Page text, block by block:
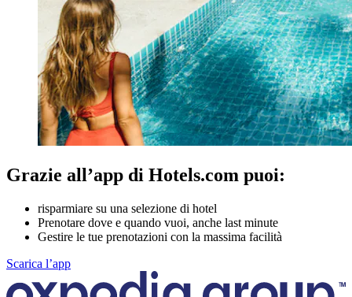
Grazie all’app di Hotels.com puoi:
risparmiare su una selezione di hotel
Prenotare dove e quando vuoi, anche last minute
Gestire le tue prenotazioni con la massima facilità
Scarica l’app